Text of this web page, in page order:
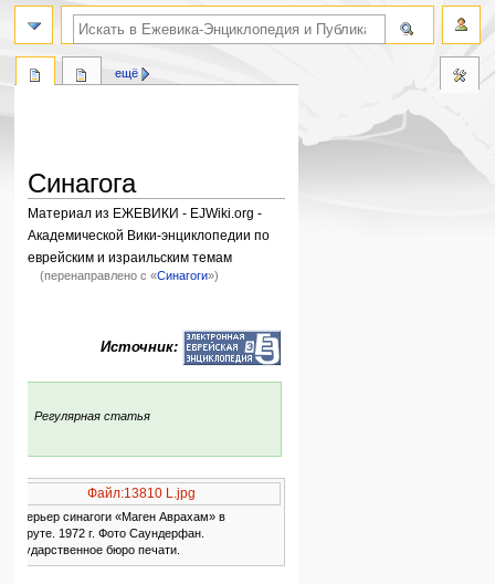
Синагога
Материал из ЕЖЕВИКИ - EJWiki.org -
Академической Вики-энциклопедии по
еврейским и израильским темам
(перенаправлено с «Синагоги»)
Источник:
Регулярная статья
Файл:13810 L.jpg
Интерьер синагоги «Маген Аврахам» в
Бейруте. 1972 г. Фото Саундерфан.
Государственное бюро печати.
ещё
поиск по словам